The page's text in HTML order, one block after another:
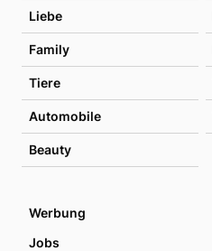
Liebe
Family
Tiere
Automobile
Beauty
Werbung
Jobs